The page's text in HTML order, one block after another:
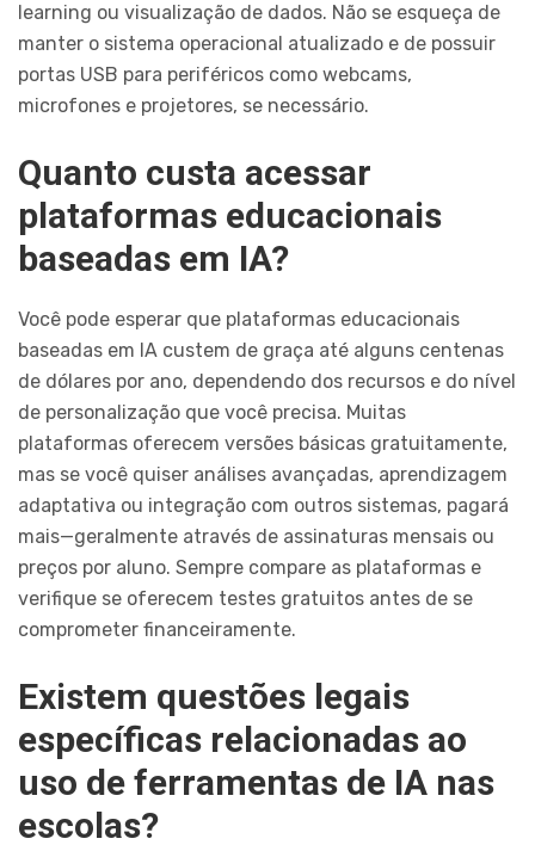
learning ou visualização de dados. Não se esqueça de
manter o sistema operacional atualizado e de possuir
portas USB para periféricos como webcams,
microfones e projetores, se necessário.
Quanto custa acessar
plataformas educacionais
baseadas em IA?
Você pode esperar que plataformas educacionais
baseadas em IA custem de graça até alguns centenas
de dólares por ano, dependendo dos recursos e do nível
de personalização que você precisa. Muitas
plataformas oferecem versões básicas gratuitamente,
mas se você quiser análises avançadas, aprendizagem
adaptativa ou integração com outros sistemas, pagará
mais—geralmente através de assinaturas mensais ou
preços por aluno. Sempre compare as plataformas e
verifique se oferecem testes gratuitos antes de se
comprometer financeiramente.
Existem questões legais
específicas relacionadas ao
uso de ferramentas de IA nas
escolas?